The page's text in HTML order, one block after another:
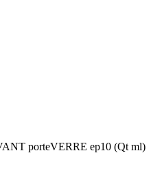
porteVERRE ep10 (Qt ml)